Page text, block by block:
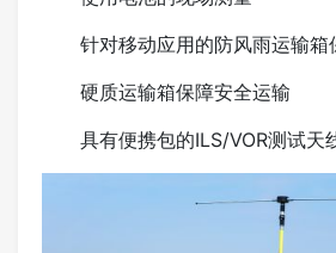
针对移动应用的防风雨运输箱
硬质运输箱保障安全运输
具有便携包的ILS/VOR测试天